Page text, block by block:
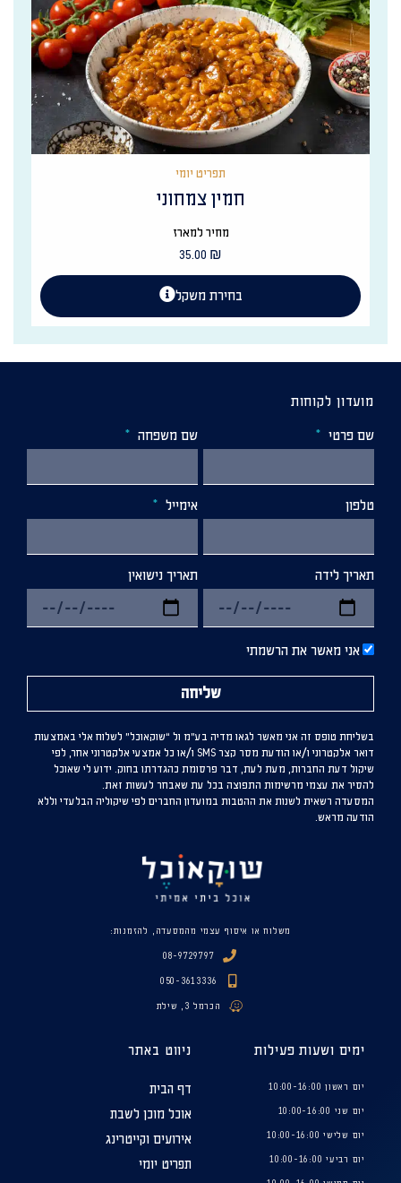
תפריט יומי
חמין צמחוני
מחיר למארז
35.00 ₪
בחירת משקל
משלוח או איסוף עצמי מהמסעדה, להזמנות:
08-9729797
050-3613336
הכרמל 3, שילת
ימים ושעות פעילות
יום ראשון 10:00-16:00
יום שני 10:00-16:00
יום שלישי 10:00-16:00
יום רביעי 10:00-16:00
ניווט באתר
דף הבית
אוכל מוכן לשבת
אירועים וקייטרינג
תפריט יומי
מועדון לקוחות
שם פרטי
שם משפחה
טלפון אימייל
תאריך לידה תאריך נישואין
אני מאשר את הרשמתי
שליחה
בשליחת טופס זה אני מאשר לגאו מדיה בע”מ ול “שוקאוכל” לשלוח אלי באמצעות
דואר אלקטרוני ו/או הודעת מסר קצר SMS ו/או כל אמצעי אלקטרוני אחר, לפי
שיקול דעת החברות, מעת לעת, דבר פרסומת כהגדרתו בחוק. ידוע לי שאוכל
להסיר את עצמי מרשימות התפוצה בכל עת שאבחר לעשות זאת.
המסעדה רשאית לשנות את ההטבות במועדון החברים לפי שיקוליה הבלעדי וללא
הודעה מראש.